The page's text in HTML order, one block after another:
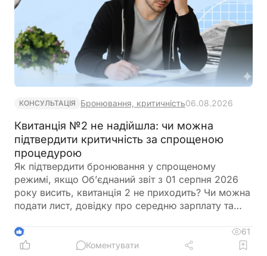
КОНСУЛЬТАЦІЯ Бронювання, критичність06.08.2026
Квитанція №2 не надійшла: чи можна
підтвердити критичність за спрощеною
процедурою
Як підтвердити бронювання у спрощеному
режимі, якщо Об’єднаний звіт з 01 серпня 2026
року висить, квитанція 2 не приходить? Чи можна
подати лист, довідку про середню зарплату та
2
61
Коментувати